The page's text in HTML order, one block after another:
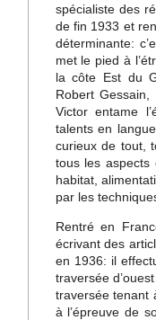
spécialiste des
de fin 1933 et
déterminante:
met le pied à
la côte Est du
Robert
Victor entame
talents en
curieux de tout,
tous les aspects
habitat,
par les
Rentré en
écrivant des
en 1936: il
traversée
traversée tenant
à l’épreuve de